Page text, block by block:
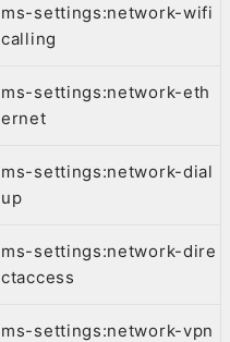
ms-settings:network-wifi
calling
ms-settings:network-eth
ernet
ms-settings:network-dial
up
ms-settings:network-dire
ctaccess
ms-settings:network-vpn